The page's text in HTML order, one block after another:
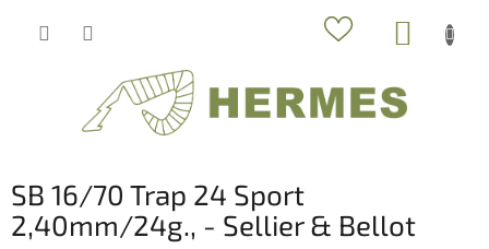
SB 16/70 Trap 24 Sport
2,40mm/24g., - Sellier & Bellot